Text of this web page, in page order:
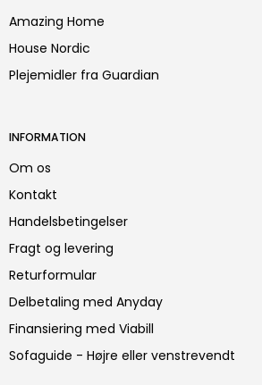
Amazing Home
House Nordic
Plejemidler fra Guardian
INFORMATION
Om os
Kontakt
Handelsbetingelser
Fragt og levering
Returformular
Delbetaling med Anyday
Finansiering med Viabill
Sofaguide - Højre eller venstrevendt